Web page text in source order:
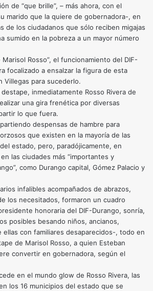
de “que brille”, – más ahora, con el
marido que la quiere de gobernadora-, en
de los ciudadanos que sólo reciben migajas
sumido en la pobreza a un mayor número
Rosso”, el funcionamiento del DIF-
focalizado a ensalzar la figura de esta
Villegas para sucederlo.
inmediatamente Rosso Rivera de
una gira frenética por diversas
lo que fuera.
despensas de hambre para
que existen en la mayoría de las
estado, pero, paradójicamente, en
las ciudades más “importantes y
como Durango capital, Gómez Palacio y
infalibles acompañados de abrazos,
los necesitados, formaron un cuadro
honoraria del DIF-Durango, sonría,
posibles besando niños, ancianos,
ellas con familiares desaparecidos-, todo en
de Marisol Rosso, a quien Esteban
convertir en gobernadora, según el
en el mundo glow de Rosso Rivera, las
los 16 municipios del estado que se